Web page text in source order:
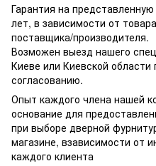
Гарантия на
лет, в зависимости от
поставщика/производителя.
Возможен выезд нашего
Киеве или Киевской области
согласованию.
Опыт каждого члена нашей
основание для
при выборе дверной
магазине, взависимости от
каждого клиента